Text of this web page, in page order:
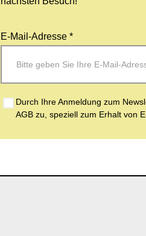
E-Mail-Adresse *
Durch Ihre Anmeldung zum
AGB zu, speziell zum Erhalt von